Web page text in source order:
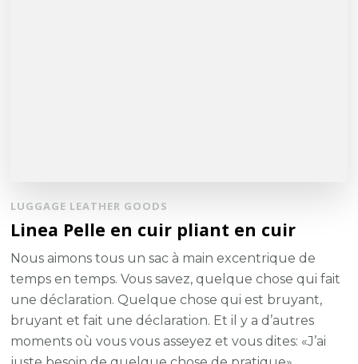
LUGGAGE LEATHER GOODS
Linea Pelle en cuir pliant en cuir
Nous aimons tous un sac à main excentrique de
temps en temps. Vous savez, quelque chose qui fait
une déclaration. Quelque chose qui est bruyant,
bruyant et fait une déclaration. Et il y a d’autres
moments où vous vous asseyez et vous dites: «J’ai